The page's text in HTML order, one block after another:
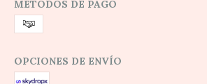
MÉTODOS DE PAGO
OPCIONES DE ENVÍO